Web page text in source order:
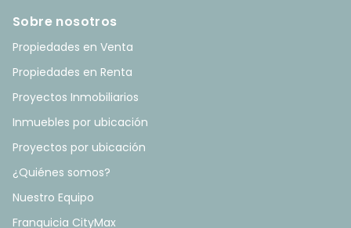
Sobre nosotros
Propiedades en Venta
Propiedades en Renta
Proyectos Inmobiliarios
Inmuebles por ubicación
Proyectos por ubicación
¿Quiénes somos?
Nuestro Equipo
Franquicia CityMax